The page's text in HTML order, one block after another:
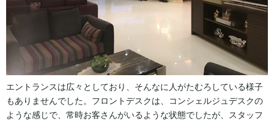
エントランスは広々としており、そんなに人がたむろしている様子
もありませんでした。フロントデスクは、コンシェルジュデスクの
ような感じで、常時お客さんがいるような状態でしたが、スタッフ